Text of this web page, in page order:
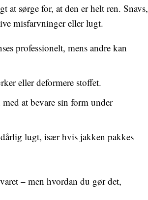
sørge for, at den er helt ren. Snavs,
misfarvninger eller lugt.
professionelt, mens andre kan
eller deformere stoffet.
at bevare sin form under
lugt, især hvis jakken pakkes
– men hvordan du gør det,